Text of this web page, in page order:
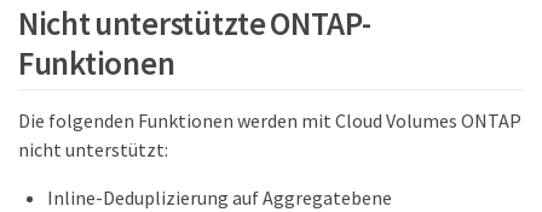
Nicht unterstützte ONTAP-
Funktionen
Die folgenden Funktionen werden mit Cloud Volumes ONTAP
nicht unterstützt:
Inline-Deduplizierung auf Aggregatebene